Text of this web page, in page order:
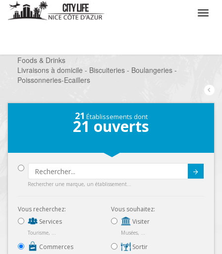
Foods & Drinks
/
Livraisons à domicile - Biscuiteries - Boulangeries -
Poissonneries-Ecaillers
21 Établissements dont
21 ouverts
Rechercher une marque, un établissement...
Vous recherchez:
Services
Tourisme, ...
Commerces
Vous souhaitez:
Visiter
Musées, ...
Sortir